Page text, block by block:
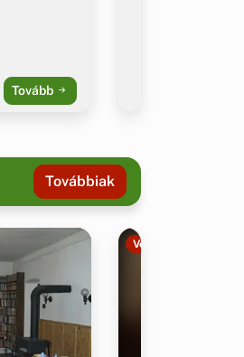
Tovább
Továbbiak
Vendéglátás